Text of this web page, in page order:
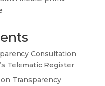
Consultation
Telematic Register
Transparency